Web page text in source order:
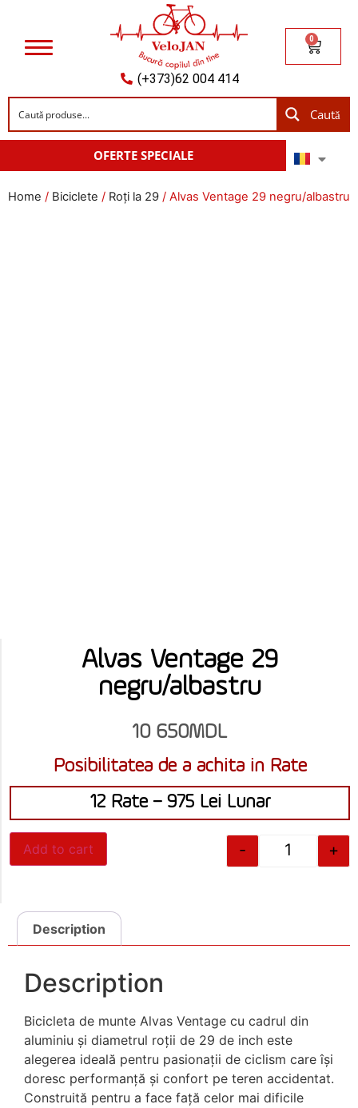
(+373)62 004 414
0
Caută
OFERTE SPECIALE
Home / Biciclete / Roți la 29 / Alvas Ventage 29 negru/albastru
Alvas Ventage 29
negru/albastru
10 650MDL
Posibilitatea de a achita in Rate
12 Rate – 975 Lei Lunar
- +
Add to cart
Description
Description
Bicicleta de munte Alvas Ventage cu cadrul din
aluminiu și diametrul roții de 29 de inch este
alegerea ideală pentru pasionații de ciclism care își
doresc performanță și confort pe teren accidentat.
Construită pentru a face față celor mai dificile